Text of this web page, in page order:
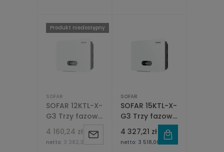
SOFAR
SOFAR 12KTL-X-
G3 Trzy fazowy
2xMPPT
4 160,24 zł
netto: 3 382,31 zł
Produkt niedostępny
Powiadom
SOFAR
SOFAR 15KTL-X-
G3 Trzy fazowy
2xMPPT
4 327,21 zł
netto: 3 518,06 zł